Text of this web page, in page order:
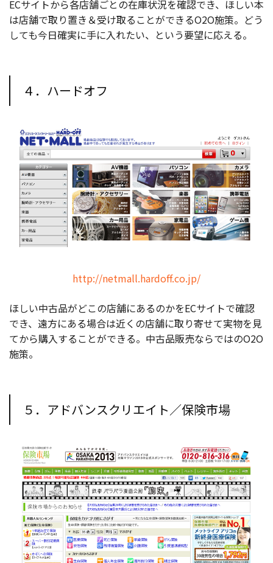
ECサイトから各店舗ごとの在庫状況を確認でき、ほしい本
は店舗で取り置き＆受け取ることができるO2O施策。どう
しても今日確実に手に入れたい、という要望に応える。
４．ハードオフ
http://netmall.hardoff.co.jp/
ほしい中古品がどこの店舗にあるのかをECサイトで確認
でき、遠方にある場合は近くの店舗に取り寄せて実物を見
てから購入することができる。中古品販売ならではのO2O
施策。
５．アドバンスクリエイト／保険市場